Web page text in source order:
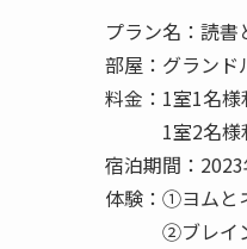
プラン名：読
部屋：グラン
料金：1室1名
1室2名様利
宿泊期間：
体験：①ヨムと
②ブレイン